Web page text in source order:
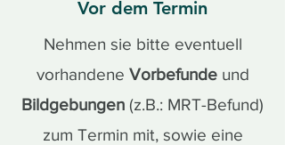
Vor dem Termin
Nehmen sie bitte eventuell
vorhandene Vorbefundeund
Bildgebungen (z.B.: MRT-Befund)
zum Termin mit, sowie eine